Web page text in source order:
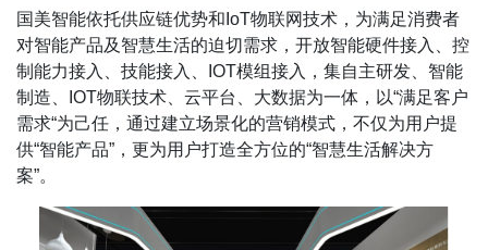
国美智能依托供应链优势和IoT物联网技术，为满足消费者
对智能产品及智慧生活的迫切需求，开放智能硬件接入、控
制能力接入、技能接入、IOT模组接入，集自主研发、智能
制造、IOT物联技术、云平台、大数据为一体，以“满足客户
需求“为己任，通过建立场景化的营销模式，不仅为用户提
供“智能产品”，更为用户打造全方位的“智慧生活解决方
案”。